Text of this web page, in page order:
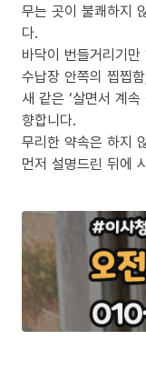
무는 곳이 불쾌하지
다.
바닥이 번들거리기
수납장 안쪽의 찝찝
새 같은 ‘살면서 계
향합니다.
무리한 약속은 하지
먼저 설명드린 뒤에